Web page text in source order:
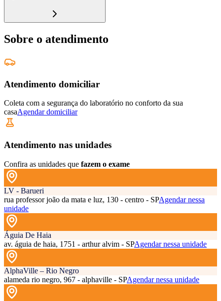
Sobre o atendimento
Atendimento domiciliar
Coleta com a segurança do laboratório no conforto da sua
casaAgendar domiciliar
Atendimento nas unidades
Confira as unidades que fazem o exame
LV - Barueri
rua professor joão da mata e luz, 130 - centro - SPAgendar nessa
unidade
Águia De Haia
av. águia de haia, 1751 - arthur alvim - SPAgendar nessa unidade
AlphaVille – Rio Negro
alameda rio negro, 967 - alphaville - SPAgendar nessa unidade